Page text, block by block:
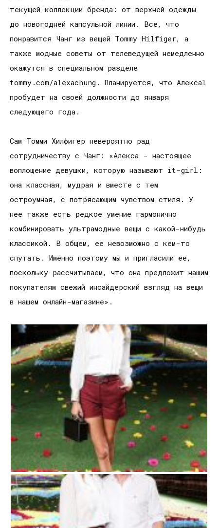
текущей коллекции бренда: от верхней одежды
до новогодней капсульной линии. Все, что
понравится Чанг из вещей Tommy Hilfiger, а
также модные советы от телеведущей немедленно
окажутся в специальном разделе
tommy.com/alexachung. Планируется, что Алексаl
пробудет на своей должности до января
следующего года.
Сам Томми Хилфигер невероятно рад
сотрудничеству с Чанг: «Алекса - настоящее
воплощение девушки, которую называют it-girl:
она классная, мудрая и вместе с тем
остроумная, с потрясающим чувством стиля. У
нее также есть редкое умение гармонично
комбинировать ультрамодные вещи с какой-нибудь
классикой. В общем, ее невозможно с кем-то
спутать. Именно поэтому мы и пригласили ее,
поскольку рассчитываем, что она предложит нашим
покупателям свежий инсайдерский взгляд на вещи
в нашем онлайн-магазине».